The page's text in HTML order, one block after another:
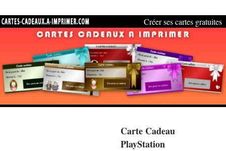
Créer ses cartes gratuites
Carte Cadeau
PlayStation